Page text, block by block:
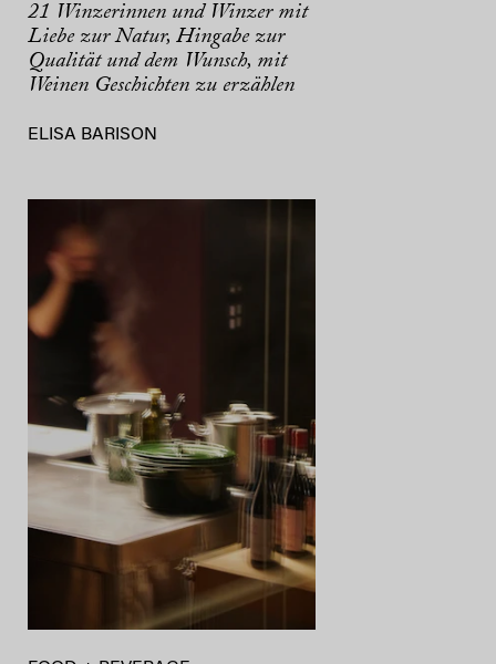
21 Winzerinnen und Winzer mit
Liebe zur Natur, Hingabe zur
Qualität und dem Wunsch, mit
Weinen Geschichten zu erzählen
ELISA BARISON